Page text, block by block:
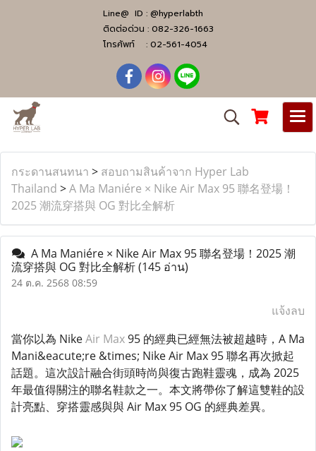
Line@ ID : @hyperlabth
ติดต่อด่วน : 082-326-1663
โทรศัพท์ : 02-561-4054
กระดานสนทนา > สอบถามสินค้าจาก Hyper Lab
Thailand >A Ma Maniére × Nike Air Max 95 聯名登場！
2025 潮流穿搭與 OG 對比全解析
A Ma Maniére × Nike Air Max 95 聯名登場！2025 潮
流穿搭與 OG 對比全解析(145 อ่าน)
24 ต.ค. 2568 08:59
แจ้งลบ
當你以為 NikeAir Max95 的經典已經無法被超越時，A Ma
Mani&eacute;re &times; Nike Air Max 95 聯名再次掀起
話題。這次設計融合街頭時尚與復古跑鞋靈魂，成為 2025
年最值得關注的聯名鞋款之一。本文將帶你了解這雙鞋的設
計亮點、穿搭靈感與與 Air Max 95 OG 的經典差異。